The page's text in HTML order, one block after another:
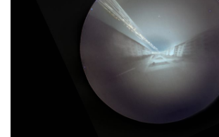
PÓŁNOC –